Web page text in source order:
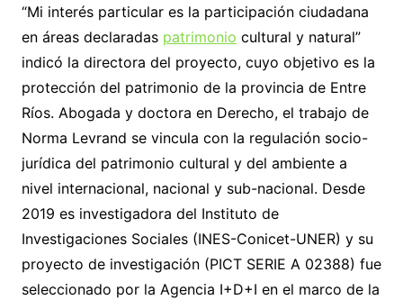
“Mi interés particular es la participación ciudadana
en áreas declaradas patrimonio cultural y natural”
indicó la directora del proyecto, cuyo objetivo es la
protección del patrimonio de la provincia de Entre
Ríos. Abogada y doctora en Derecho, el trabajo de
Norma Levrand se vincula con la regulación socio-
jurídica del patrimonio cultural y del ambiente a
nivel internacional, nacional y sub-nacional. Desde
2019 es investigadora del Instituto de
Investigaciones Sociales (INES-Conicet-UNER) y su
proyecto de investigación (PICT SERIE A 02388) fue
seleccionado por la Agencia I+D+I en el marco de la